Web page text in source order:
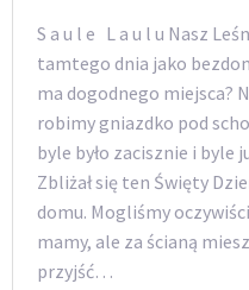
S a u l e L a u l u Nasz
tamtego dnia jako
ma dogodnego miejsca?
robimy gniazdko pod
byle było zacisznie i byle
Zbliżał się ten Święty
domu. Mogliśmy
mamy, ale za ścianą
przyjść…